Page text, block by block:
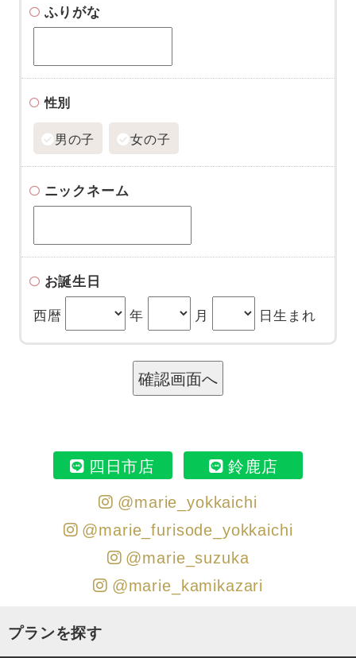
ふりがな
性別
男の子
女の子
ニックネーム
お誕生日
西暦
年 月 日生まれ
四日市店
鈴鹿店
@marie_yokkaichi
@marie_furisode_yokkaichi
@marie_suzuka
@marie_kamikazari
プランを探す